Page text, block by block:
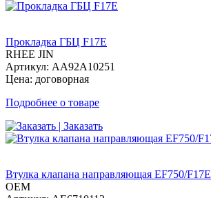
Прокладка ГБЦ F17E
RHEE JIN
Артикул: AA92A10251
Цена: договорная
Подробнее о товаре
| Заказать
Втулка клапана направляющая EF750/F17E
OEM